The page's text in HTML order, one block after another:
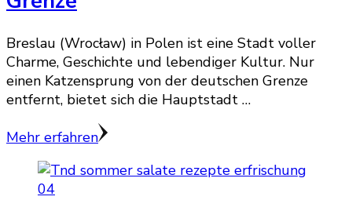
Breslau (Wrocław) in Polen ist eine Stadt voller
Charme, Geschichte und lebendiger Kultur. Nur
einen Katzensprung von der deutschen Grenze
entfernt, bietet sich die Hauptstadt …
Mehr erfahren